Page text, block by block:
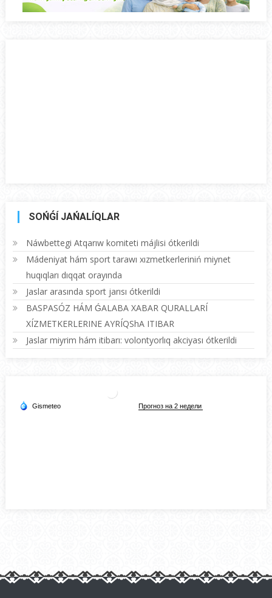
SOŃǴÍ JAŃALÍQLAR
Náwbettegi Atqarıw komiteti májlisi ótkerildi
Mádeniyat hám sport tarawı xızmetkerleriniń miynet
huqıqları dıqqat orayında
Jaslar arasında sport jarısı ótkerildi
BASPASÓZ HÁM ǴALABA XABAR QURALLARÍ
XÍZMETKERLERINE AYRÍQShA ITIBAR
Jaslar miyrim hám itibarı: volontyorlıq akciyası ótkerildi